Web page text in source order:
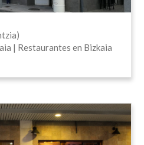
| Restaurantes en Bizkaia